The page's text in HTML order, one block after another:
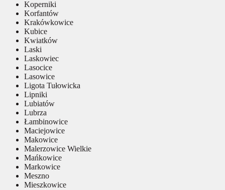
Koperniki
Korfantów
Krakówkowice
Kubice
Kwiatków
Laski
Laskowiec
Lasocice
Lasowice
Ligota Tułowicka
Lipniki
Lubiatów
Lubrza
Łambinowice
Maciejowice
Makowice
Malerzowice Wielkie
Mańkowice
Markowice
Meszno
Mieszkowice